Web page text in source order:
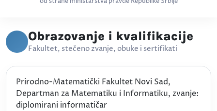
Obrazovanje i kvalifikacije
Fakultet, stečeno zvanje, obuke i sertifikati
Prirodno-Matematički Fakultet Novi Sad,
Departman za Matematiku i Informatiku, zvanje:
diplomirani informatičar